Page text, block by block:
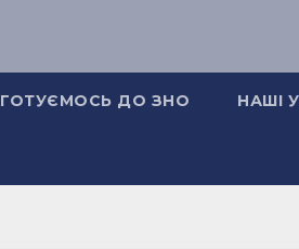
ГОТУЄМОСЬ ДО ЗНО НАШІ